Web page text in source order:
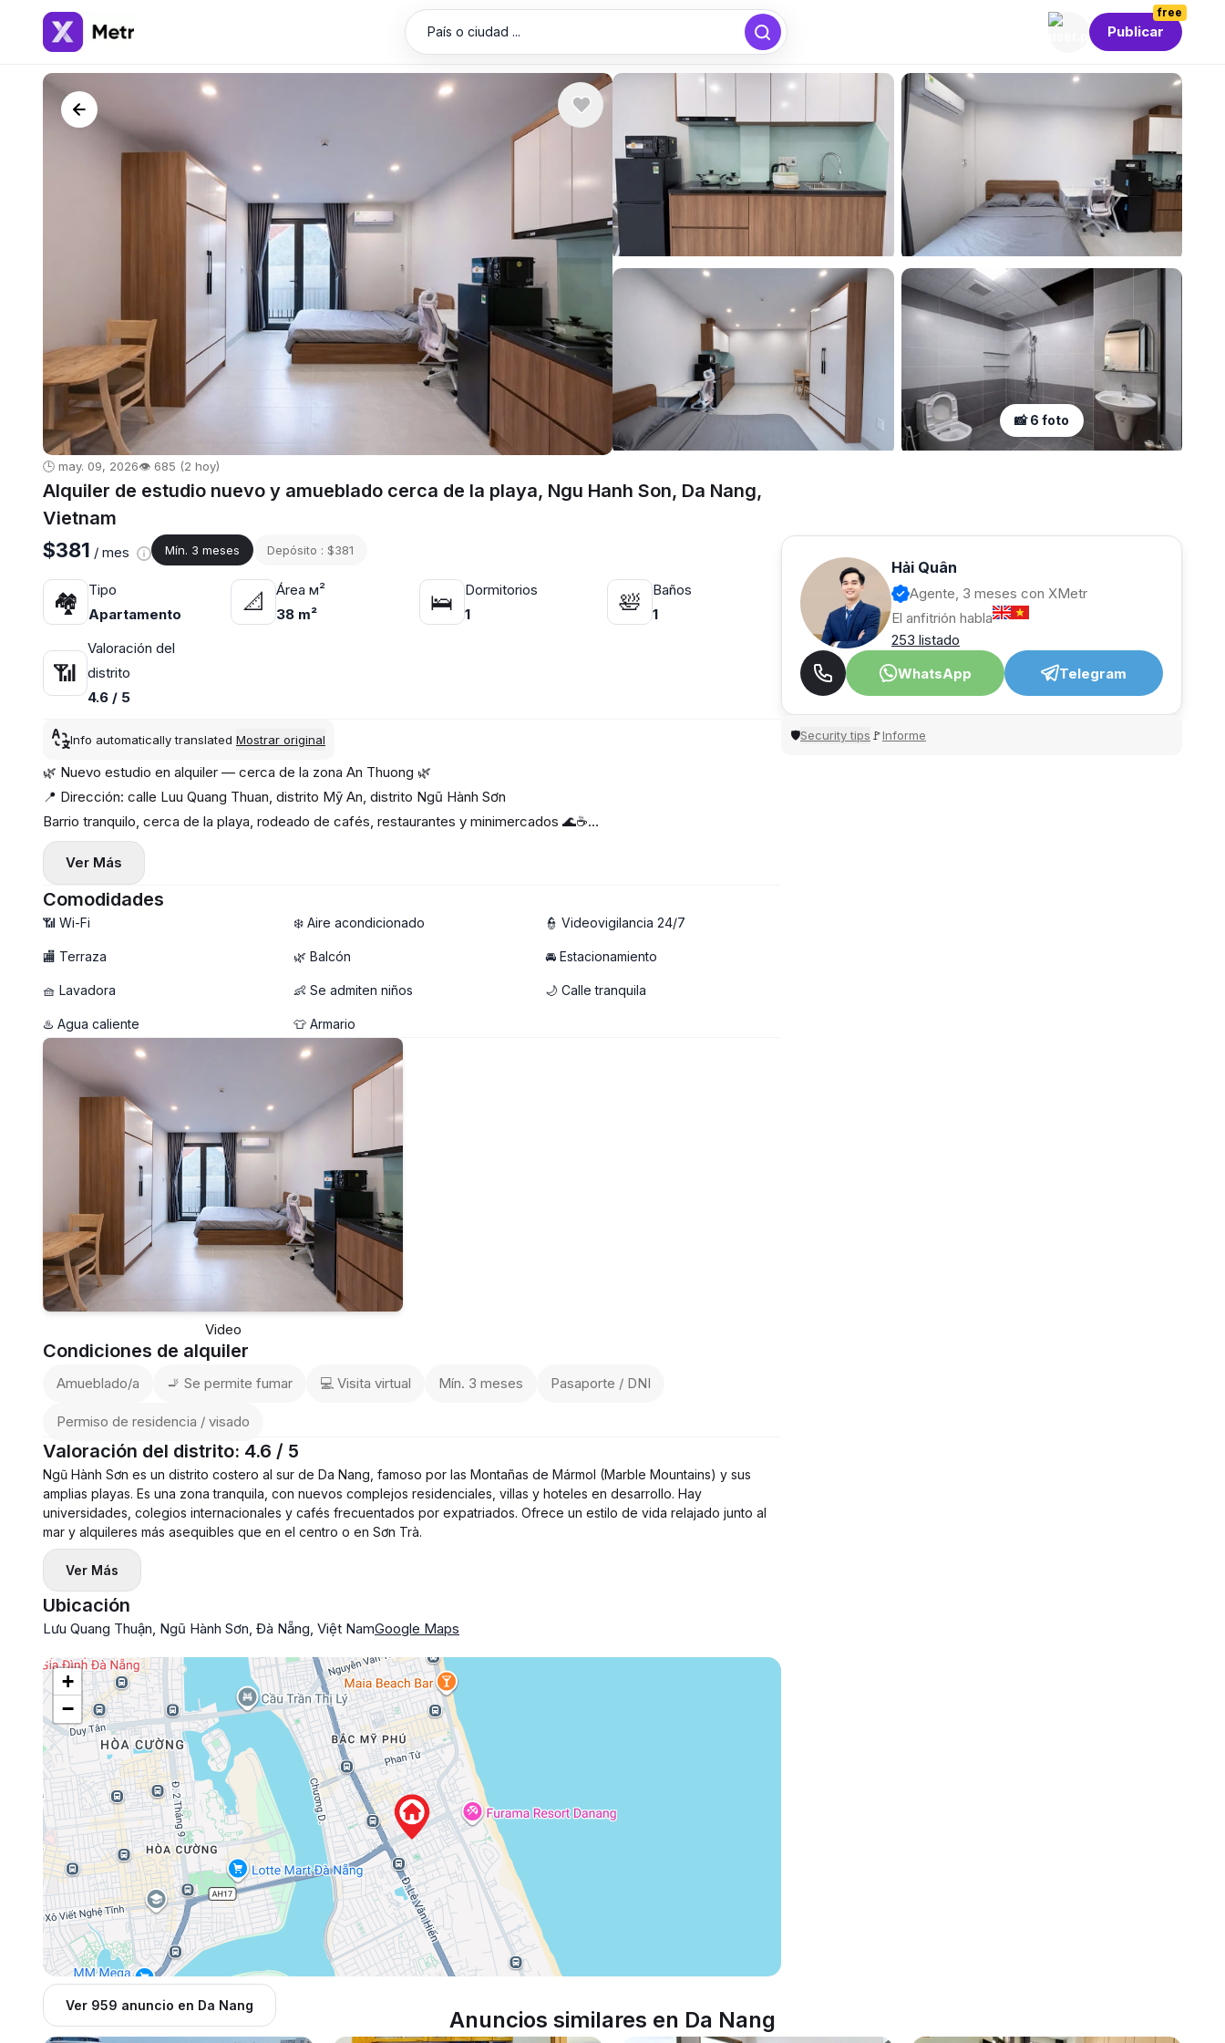
País o ciudad ...
free
Publicar
📸 6 foto
🕒 may. 09, 2026👁️ 685 (2 hoy)
Alquiler de estudio nuevo y amueblado cerca de la playa, Ngu Hanh Son, Da Nang,
Vietnam
$381 / mes Mín. 3 meses Depósito : $381
🏘
Tipo
Apartamento
📐
Área м²
38 m²
🛌
Dormitorios
1
🛀
Baños
1
📶
Valoración del
distrito
4.6 / 5
Info automatically translated Mostrar original
🌿 Nuevo estudio en alquiler — cerca de la zona An Thuong 🌿
📍 Dirección: calle Luu Quang Thuan, distrito Mỹ An, distrito Ngũ Hành Sơn
Barrio tranquilo, cerca de la playa, rodeado de cafés, restaurantes y minimercados 🌊☕
🏠 Características del apartamento:
— Estudio completamente nuevo con una distribución inteligente y espaciosa
— Balcón privado ventilado con luz natural 🌤️
— Totalmente amueblado, listo para entrar a vivir
— Escritorio y silla dedicados — ideal para trabajar desde casa 💻
— Sin ascensor
— 🚀 WiFi de alta velocidad
📩 Escríbenos ahora para concertar una visita
Ver Más
Comodidades
📶 Wi-Fi ❄️ Aire acondicionado 👮 Videovigilancia 24/7
🏬 Terraza 🌿 Balcón 🚘 Estacionamiento
🧺 Lavadora 👶 Se admiten niños 🌙 Calle tranquila
♨️ Agua caliente 👕 Armario
Video
Condiciones de alquiler
Amueblado/a 🚬 Se permite fumar 💻 Visita virtual Mín. 3 meses Pasaporte / DNI
Permiso de residencia / visado
Valoración del distrito: 4.6 / 5
Ngũ Hành Sơn es un distrito costero al sur de Da Nang, famoso por las Montañas de Mármol (Marble Mountains) y sus
amplias playas. Es una zona tranquila, con nuevos complejos residenciales, villas y hoteles en desarrollo. Hay
universidades, colegios internacionales y cafés frecuentados por expatriados. Ofrece un estilo de vida relajado junto al
mar y alquileres más asequibles que en el centro o en Sơn Trà.
Ver Más
Ubicación
Lưu Quang Thuận, Ngũ Hành Sơn, Đà Nẵng, Việt NamGoogle Maps
+
−
Ver 959 anuncio en Da Nang
Hải Quân
Agente, 3 meses con XMetr
El anfitrión habla
253 listado
WhatsApp
Telegram
🛡Security tips 🚩Informe
Anuncios similares en Da Nang